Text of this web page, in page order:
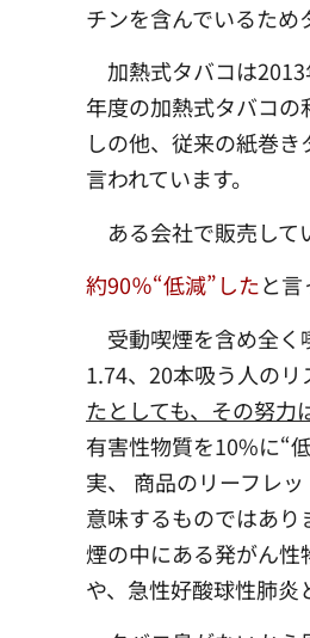
チンを含んでいるため
加熱式タバコは2013
年度の加熱式タバコの
しの他、従来の紙巻
言われています。
ある会社で販売して
約90％“低減”したと
受動喫煙を含め全く
1.74、20本吸う人のリ
たとしても、その努力
有害性物質を10%に“
実、 商品のリーフレ
意味するものではあ
煙の中にある発がん
や、急性好酸球性肺炎